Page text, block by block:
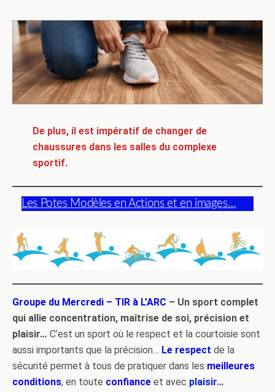
De plus, il est impératif de changer de
chaussures dans les salles du complexe
sportif.
Les Potes Modèles en Actions et en images…
Groupe du Mercredi – TIR à L’ARC – Un sport complet
qui allie concentration, maîtrise de soi, précision et
plaisir… C’est un sport où le respect et la courtoisie sont
aussi importants que la précision… Le respect de la
sécurité permet à tous de pratiquer dans les meilleures
conditions, en toute confiance et avec plaisir…